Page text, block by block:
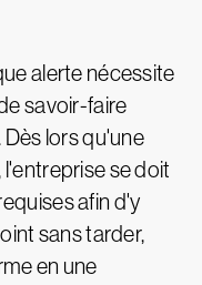
alerte nécessite
savoir-faire
lors qu'une
se doit
afin d'y
sans tarder,
en une